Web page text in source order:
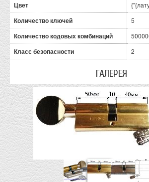
Цвет
Количество ключей 5
Количество кодовых комбинаций
Класс безопасности 2
ГАЛЕРЕЯ